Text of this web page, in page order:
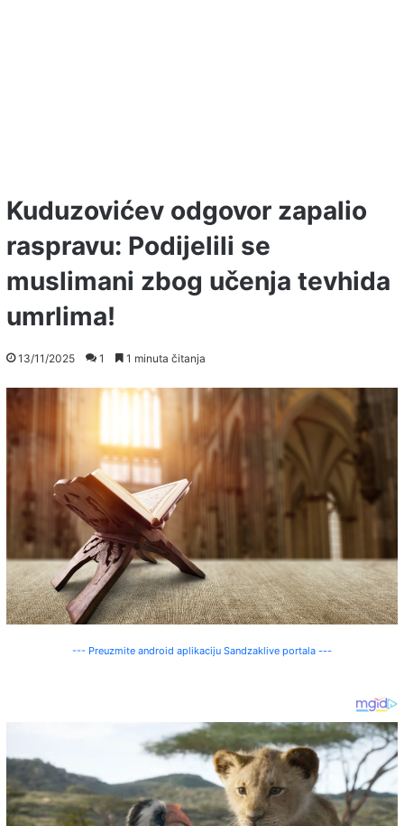
Kuduzovićev odgovor zapalio
raspravu: Podijelili se
muslimani zbog učenja tevhida
umrlima!
13/11/2025 1 1 minuta čitanja
--- Preuzmite android aplikaciju Sandzaklive portala ---